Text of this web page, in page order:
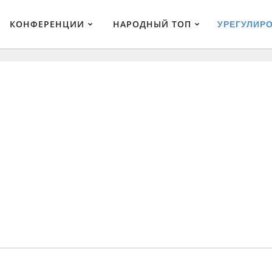
КОНФЕРЕНЦИИ НАРОДНЫЙ ТОП